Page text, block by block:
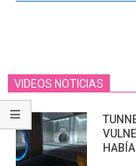
VIDEOS NOTICIAS